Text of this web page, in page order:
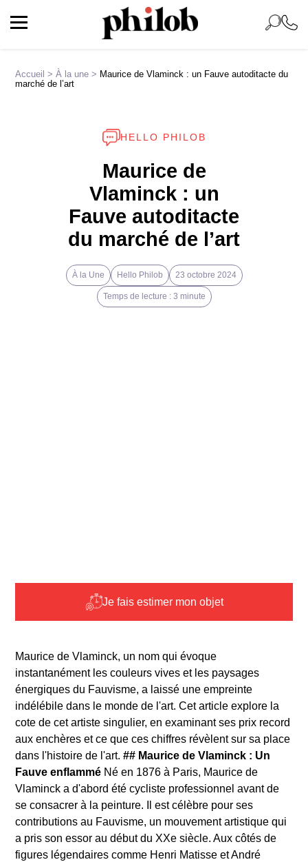
Accueil >À la une > Maurice de Vlaminck : un Fauve autoditacte du
marché de l’art
HELLO PHILOB
Maurice de
Vlaminck : un
Fauve autoditacte
du marché de l’art
À la Une Hello Philob 23 octobre 2024
Temps de lecture : 3 minute
Je fais estimer mon objet
Maurice de Vlaminck, un nom qui évoque
instantanément les couleurs vives et les paysages
énergiques du Fauvisme, a laissé une empreinte
indélébile dans le monde de l'art. Cet article explore la
cote de cet artiste singulier, en examinant ses prix record
aux enchères et ce que ces chiffres révèlent sur sa place
dans l'histoire de l'art.## Maurice de Vlaminck : Un
Fauve enflammé Né en 1876 à Paris, Maurice de
Vlaminck a d'abord été cycliste professionnel avant de
se consacrer à la peinture. Il est célèbre pour ses
contributions au Fauvisme, un mouvement artistique qui
a pris son essor au début du XXe siècle. Aux côtés de
figures légendaires comme Henri Matisse et André